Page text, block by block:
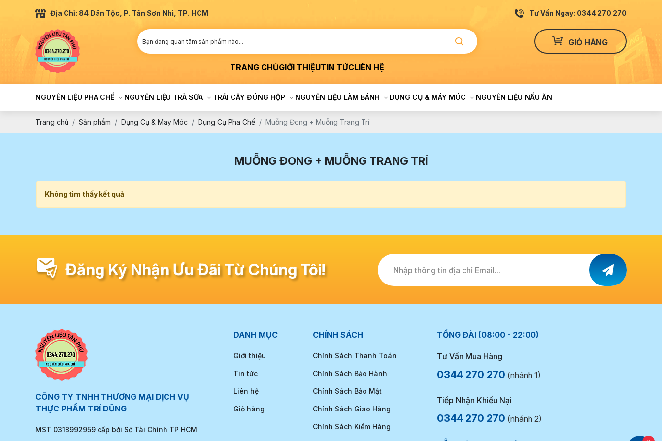
Địa Chỉ: 84 Dân Tộc, P. Tân Sơn Nhì, TP. HCM Tư Vấn Ngay: 0344 270 270
TRANG CHỦGIỚI THIỆUTIN TỨCLIÊN HỆ
GIỎ HÀNG
NGUYÊN LIỆU PHA CHẾ NGUYÊN LIỆU TRÀ SỮA TRÁI CÂY ĐÓNG HỘP NGUYÊN LIỆU LÀM BÁNH DỤNG CỤ & MÁY MÓC NGUYÊN LIỆU NẤU ĂN
Trang chủ Sản phẩm Dụng Cụ & Máy Móc Dụng Cụ Pha Chế Muỗng Đong + Muỗng Trang Trí
MUỖNG ĐONG + MUỖNG TRANG TRÍ
Không tìm thấy kết quả
Đăng Ký Nhận Ưu Đãi Từ Chúng Tôi! Nhập thông tin địa chỉ Email...
CÔNG TY TNHH THƯƠNG MẠI DỊCH VỤ
THỰC PHẨM TRÍ DŨNG
MST 0318992959 cấp bởi Sở Tài Chính TP HCM
DANH MỤC
Giới thiệu
Tin tức
Liên hệ
Giỏ hàng
CHÍNH SÁCH
Chính Sách Thanh Toán
Chính Sách Bảo Hành
Chính Sách Bảo Mật
Chính Sách Giao Hàng
Chính Sách Kiểm Hàng
TỔNG ĐÀI (08:00 - 22:00)
Tư Vấn Mua Hàng
0344 270 270 (nhánh 1)
Tiếp Nhận Khiếu Nại
0344 270 270 (nhánh 2)